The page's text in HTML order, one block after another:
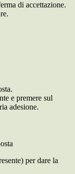
di accettazione.
e premere sul
adesione.
per dare la